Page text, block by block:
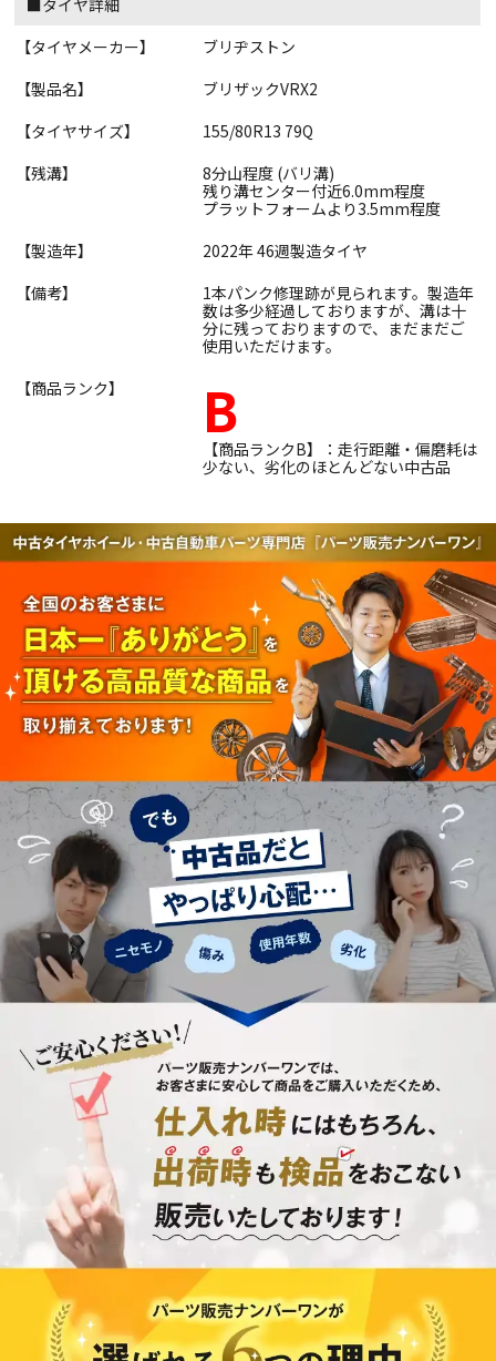
■タイヤ詳細
【タイヤメーカー】
ブリヂストン
【製品名】
ブリザックVRX2
【タイヤサイズ】
155/80R13 79Q
【残溝】
8分山程度 (バリ溝)
残り溝センター付近6.0mm程度
プラットフォームより3.5mm程度
【製造年】
2022年 46週製造タイヤ
【備考】
1本パンク修理跡が見られます。製造年
数は多少経過しておりますが、溝は十
分に残っておりますので、まだまだご
使用いただけます。
【商品ランク】
B
【商品ランクB】：走行距離・偏磨耗は
少ない、劣化のほとんどない中古品